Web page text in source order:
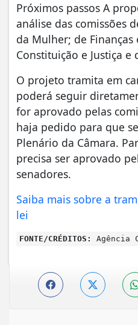
Próximos passos A
análise das comissões
da Mulher; de Finanças
Constituição e Justiça e
O projeto tramita em
poderá seguir
for aprovado pelas
haja pedido para que
Plenário da Câmara.
precisa ser aprovado
senadores.
Saiba mais sobre a
lei
FONTE/CRÉDITOS: Agência